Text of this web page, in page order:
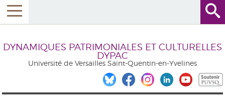
DYNAMIQUES PATRIMONIALES ET CULTURELLES
DYPAC
Université de Versailles Saint-Quentin-en-Yvelines